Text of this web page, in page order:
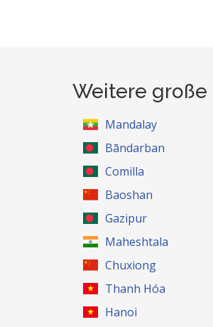
Weitere große
Mandalay
Bāndarban
Comilla
Baoshan
Gazipur
Maheshtala
Chuxiong
Thanh Hóa
Hanoi